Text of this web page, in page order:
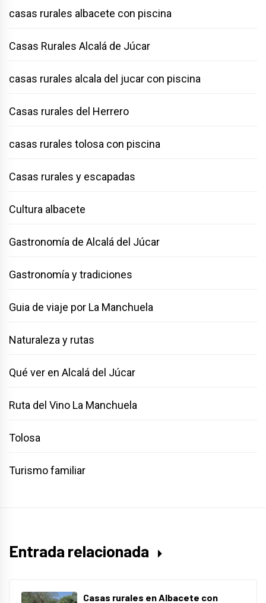
casas rurales albacete con piscina
Casas Rurales Alcalá de Júcar
casas rurales alcala del jucar con piscina
Casas rurales del Herrero
casas rurales tolosa con piscina
Casas rurales y escapadas
Cultura albacete
Gastronomía de Alcalá del Júcar
Gastronomía y tradiciones
Guia de viaje por La Manchuela
Naturaleza y rutas
Qué ver en Alcalá del Júcar
Ruta del Vino La Manchuela
Tolosa
Turismo familiar
Entrada relacionada
Casas rurales en Albacete con